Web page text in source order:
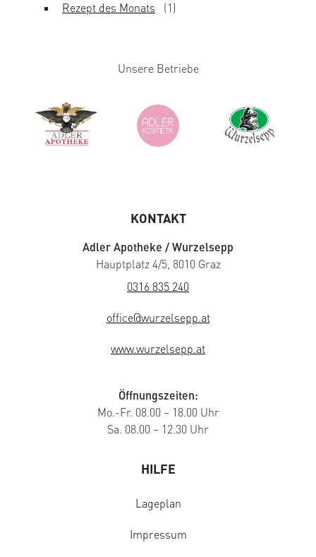
Rezept des Monats (1)
Unsere Betriebe
KONTAKT
Adler Apotheke / Wurzelsepp
Hauptplatz 4/5, 8010 Graz
0316 835 240
office@wurzelsepp.at
www.wurzelsepp.at
Öffnungszeiten:
Mo.-Fr. 08.00 – 18.00 Uhr
Sa. 08.00 – 12.30 Uhr
HILFE
Lageplan
Impressum